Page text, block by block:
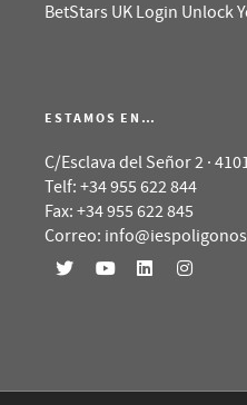
BetStars UK Login Unlock
ESTAMOS EN…
C/Esclava del Señor 2 ·
Telf: +34 955 622 844
Fax: +34 955 622 845
Correo: